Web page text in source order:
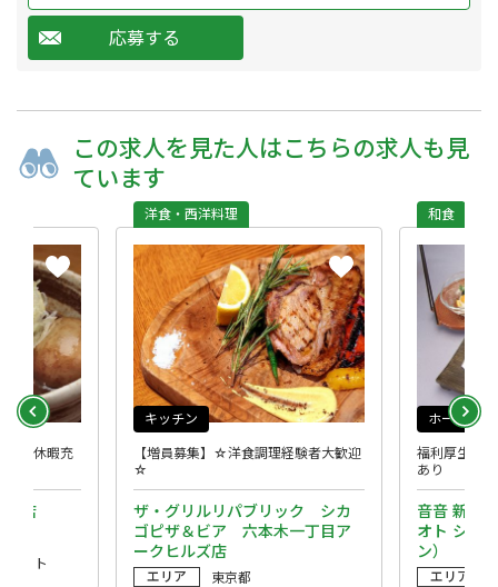
応募する
この求人を 見た人はこちらの求人も 見
ています
洲店
！休暇充
パート
ザ・グリルリパブリック シカ
ゴピザ＆ビア 六本木一丁目ア
ークヒルズ店
【増員募集】☆洋食調理経験者大歓迎
☆
洋食・西洋料理
キッチン
エリア
東京都
音音 新宿
オト シン
ン）
福利厚生充
あり
和食
ホール
エリア